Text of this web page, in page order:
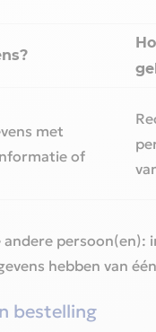
met
of
hebben van
bestelling‎